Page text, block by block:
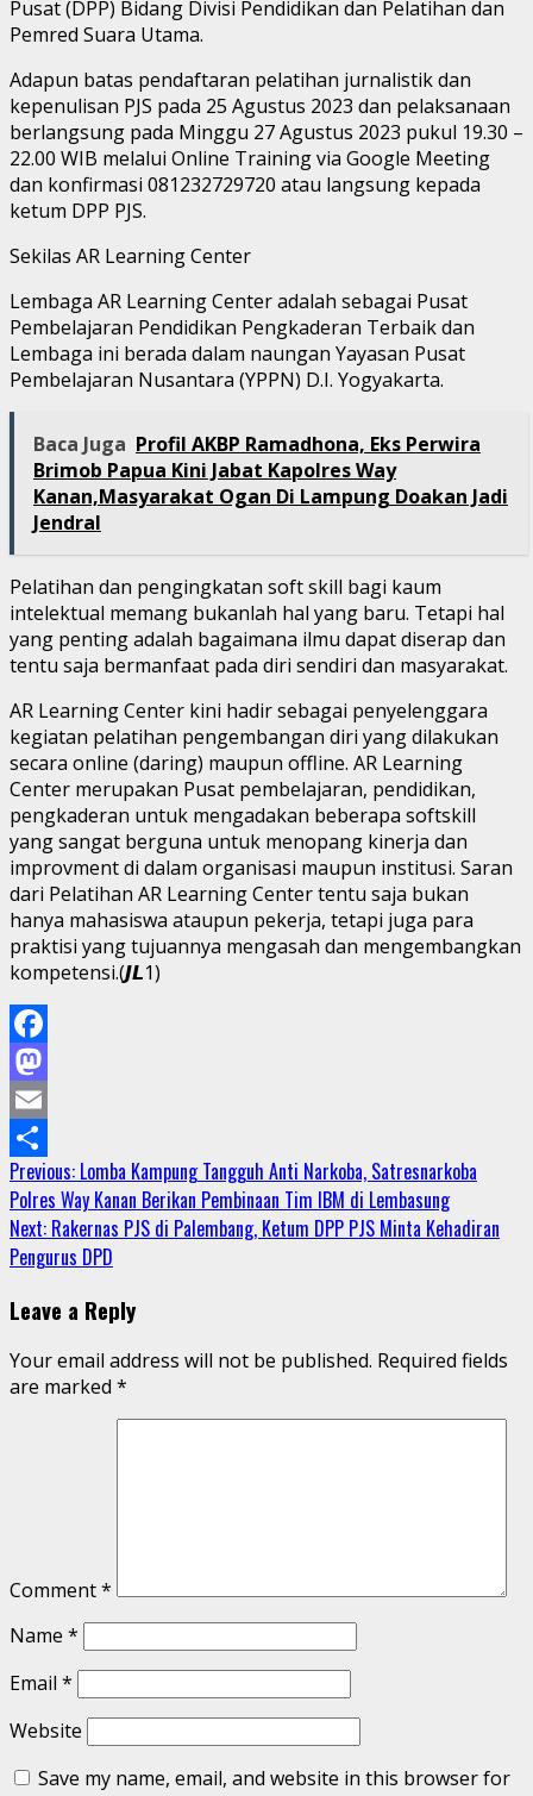
Pusat (DPP) Bidang Divisi Pendidikan dan Pelatihan dan
Pemred Suara Utama.
Adapun batas pendaftaran pelatihan jurnalistik dan
kepenulisan PJS pada 25 Agustus 2023 dan pelaksanaan
berlangsung pada Minggu 27 Agustus 2023 pukul 19.30 –
22.00 WIB melalui Online Training via Google Meeting
dan konfirmasi 081232729720 atau langsung kepada
ketum DPP PJS.
Sekilas AR Learning Center
Lembaga AR Learning Center adalah sebagai Pusat
Pembelajaran Pendidikan Pengkaderan Terbaik dan
Lembaga ini berada dalam naungan Yayasan Pusat
Pembelajaran Nusantara (YPPN) D.I. Yogyakarta.
Baca Juga Profil AKBP Ramadhona, Eks Perwira
Brimob Papua Kini Jabat Kapolres Way
Kanan,Masyarakat Ogan Di Lampung Doakan Jadi
Jendral
Pelatihan dan pengingkatan soft skill bagi kaum
intelektual memang bukanlah hal yang baru. Tetapi hal
yang penting adalah bagaimana ilmu dapat diserap dan
tentu saja bermanfaat pada diri sendiri dan masyarakat.
AR Learning Center kini hadir sebagai penyelenggara
kegiatan pelatihan pengembangan diri yang dilakukan
secara online (daring) maupun offline. AR Learning
Center merupakan Pusat pembelajaran, pendidikan,
pengkaderan untuk mengadakan beberapa softskill
yang sangat berguna untuk menopang kinerja dan
improvment di dalam organisasi maupun institusi. Saran
dari Pelatihan AR Learning Center tentu saja bukan
hanya mahasiswa ataupun pekerja, tetapi juga para
praktisi yang tujuannya mengasah dan mengembangkan
kompetensi.(𝙅𝙇1)
Facebook
Mastodon
Email
Share
Continue
Reading
Previous: Lomba Kampung Tangguh Anti Narkoba, Satresnarkoba
Polres Way Kanan Berikan Pembinaan Tim IBM di Lembasung
Next: Rakernas PJS di Palembang, Ketum DPP PJS Minta Kehadiran
Pengurus DPD
Leave a Reply
Your email address will not be published. Required fields
are marked *
Comment*
Name *
Email *
Website
Save my name, email, and website in this browser for